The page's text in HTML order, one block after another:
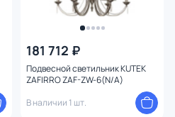
181 712 ₽
Подвесной светильник KUTEK
ZAFIRRO ZAF-ZW-6(N/A)
В наличии 1 шт.